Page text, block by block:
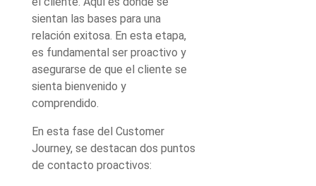
sientan las bases para una
relación exitosa. En esta etapa,
es fundamental ser proactivo y
asegurarse de que el cliente se
sienta bienvenido y
comprendido.
En esta fase del Customer
Journey, se destacan dos puntos
de contacto proactivos: